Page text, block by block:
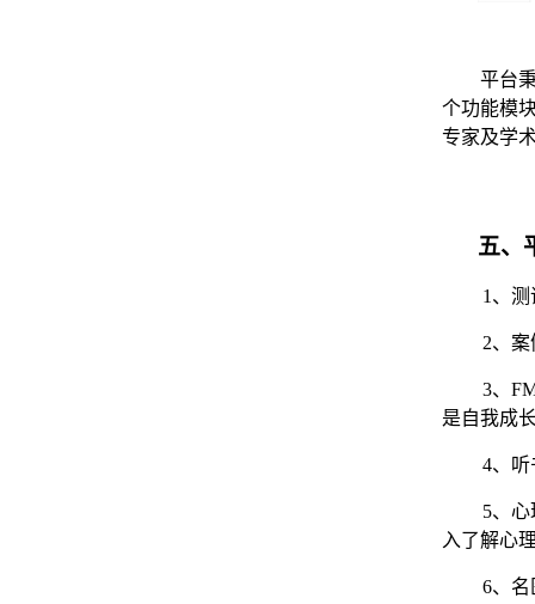
平台
个功能模
专家及学
五、
1、 测
2、 案
3、
是自我成
4、
5、 心
入了解心
6、 名